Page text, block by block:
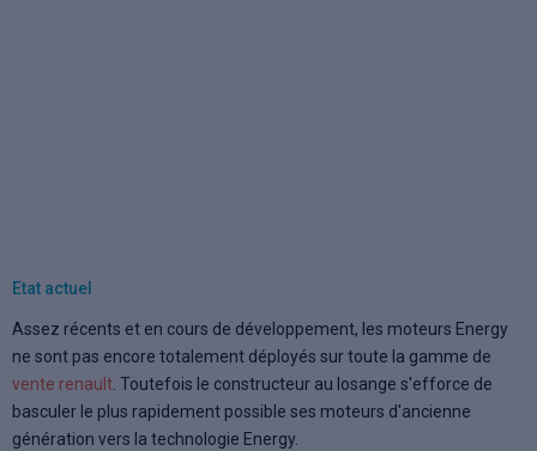
Etat actuel
Assez récents et en cours de développement, les moteurs Energy
ne sont pas encore totalement déployés sur toute la gamme de
vente renault . Toutefois le constructeur au losange s'efforce de
basculer le plus rapidement possible ses moteurs d'ancienne
génération vers la technologie Energy.